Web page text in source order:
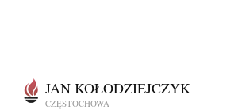
JAN KOŁODZIEJCZYK
CZĘSTOCHOWA